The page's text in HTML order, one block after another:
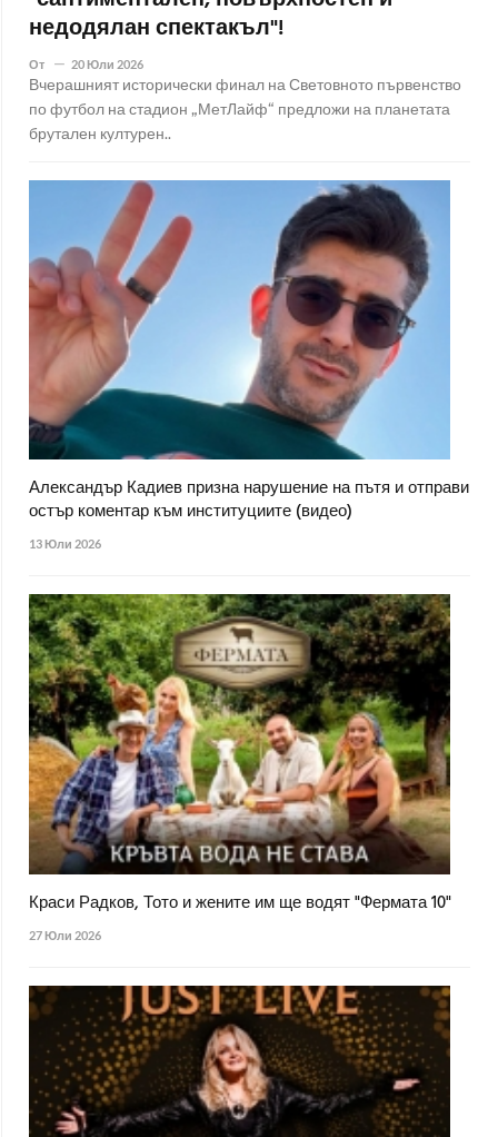
недодялан спектакъл"!
От 20 Юли 2026
Вчерашният исторически финал на Световното първенство
по футбол на стадион „МетЛайф“ предложи на планетата
брутален културен..
Александър Кадиев призна нарушение на пътя и отправи
остър коментар към институциите (видео)
13 Юли 2026
Краси Радков, Тото и жените им ще водят "Фермата 10"
27 Юли 2026